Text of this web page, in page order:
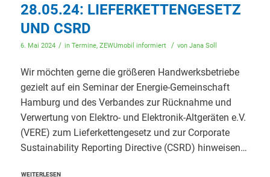
28.05.24: LIEFERKETTENGESETZ
UND CSRD
6. Mai 2024 / in Termine, ZEWUmobil informiert / von Jana Soll
Wir möchten gerne die größeren Handwerksbetriebe
gezielt auf ein Seminar der Energie-Gemeinschaft
Hamburg und des Verbandes zur Rücknahme und
Verwertung von Elektro- und Elektronik-Altgeräten e.V.
(VERE) zum Lieferkettengesetz und zur Corporate
Sustainability Reporting Directive (CSRD) hinweisen…
WEITERLESEN